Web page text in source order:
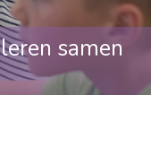
samen